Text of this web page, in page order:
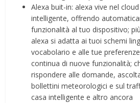
Alexa buit-in: alexa vive nel
intelligente, offrendo
funzionalità al tuo dispositivo;
alexa si adatta ai tuoi schemi
vocabolario e alle tue
continua di nuove funzionalità;
rispondere alle domande,
bollettini meteorologici e sul
casa intelligente e altro ancora